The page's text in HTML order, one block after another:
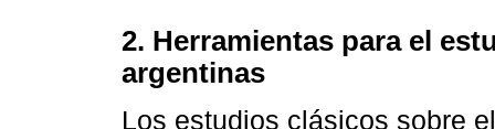
2. Herramientas para el
argentinas
Los estudios clásicos sobre